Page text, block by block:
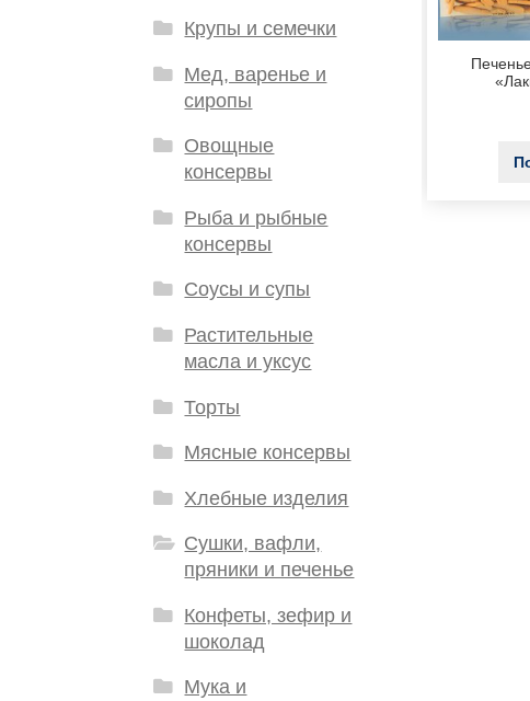
Крупы и семечки
Мед, варенье и
сиропы
Овощные
консервы
Рыба и рыбные
консервы
Соусы и супы
Растительные
масла и уксус
Торты
Мясные консервы
Хлебные изделия
Сушки, вафли,
пряники и печенье
Конфеты, зефир и
шоколад
Мука и